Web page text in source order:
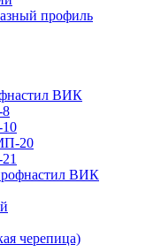
профиль
ВИК
8
20
ВИК
черепица)